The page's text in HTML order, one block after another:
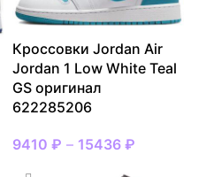
Кроссовки Jordan Air
Jordan 1 Low White Teal
GS оригинал
622285206
9410 ₽ – 15436 ₽